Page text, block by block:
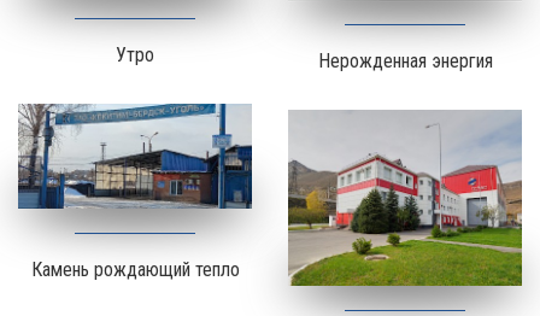
Утро
Камень рождающий тепло
Нерожденная энергия